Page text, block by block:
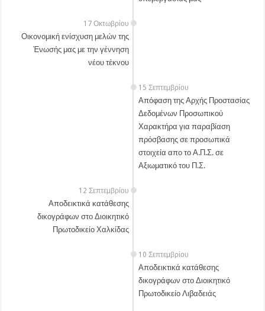
17 Οκτωβρίου
Οικονομική ενίσχυση μελών της
Ένωσής μας με την γέννηση
νέου τέκνου
15 Σεπτεμβρίου
Απόφαση της Αρχής Προστασίας
Δεδομένων Προσωπικού
Χαρακτήρα για παραβίαση
πρόσβασης σε προσωπικά
στοιχεία απο το Α.Π.Σ. σε
Αξιωματικό του Π.Σ.
12 Σεπτεμβρίου
Αποδεικτικά κατάθεσης
δικογράφων στο Διοικητικό
Πρωτοδικείο Χαλκίδας
10 Σεπτεμβρίου
Αποδεικτικά κατάθεσης
δικογράφων στο Διοικητικό
Πρωτοδικείο Λιβαδειάς